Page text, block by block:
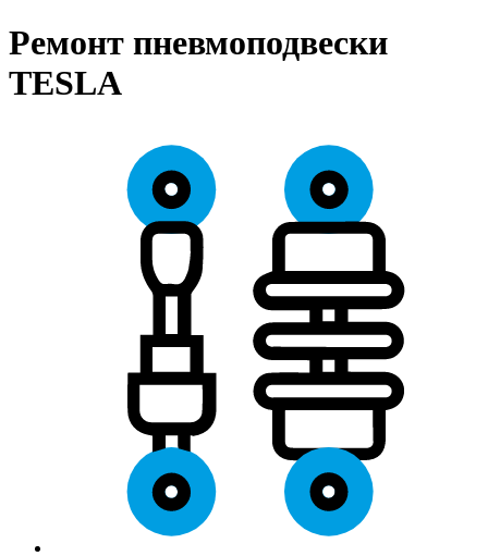
Ремонт пневмоподвески
TESLA